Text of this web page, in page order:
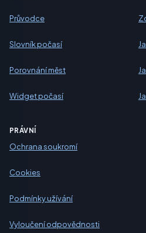
Průvodce
Slovník počasí
Porovnání měst
Widget počasí
PRÁVNÍ
Ochrana soukromí
Cookies
Podmínky užívání
Vyloučení odpovědnosti